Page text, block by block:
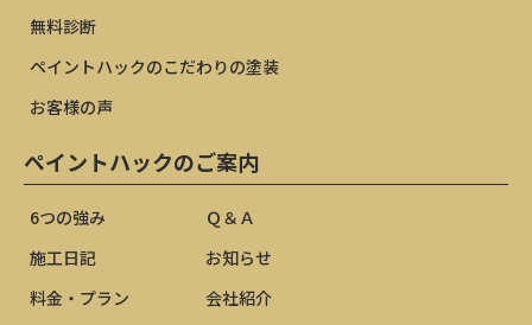
無料診断
ペイントハックのこだわりの塗装
お客様の声
ペイントハックのご案内
6つの強み
施工日記
料金・プラン
Ｑ＆Ａ
お知らせ
会社紹介